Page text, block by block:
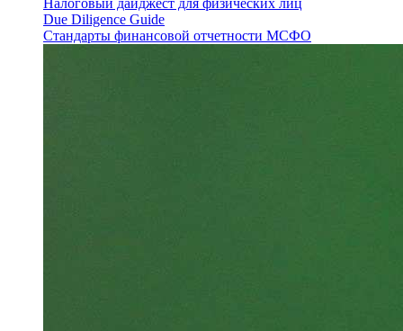
Due Diligence Guide
Стандарты финансовой отчетности МСФО